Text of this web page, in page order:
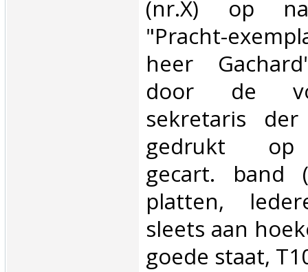
(nr.X) op
"Pracht-
heer
door de
sekretaris der
gedrukt op
gecart. band
platten,
sleets aan
goede staat,